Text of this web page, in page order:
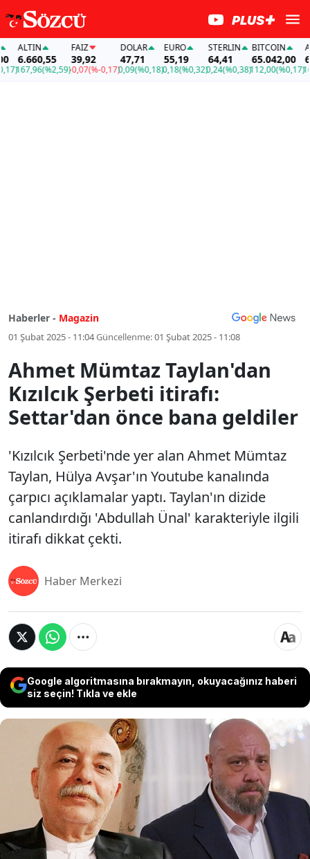
ALTIN
6.660,55
(%2,59)
FAİZ
39,92
-0,07(%-0,17)
DOLAR
47,71
0,09(%0,18)
EURO
55,19
0,18(%0,32)
STERLIN
64,41
0,24(%0,38)
BITCOIN
65.042,00
112,00(%0,17)
Haberler - Magazin
01 Şubat 2025 - 11:04Güncellenme:01 Şubat 2025 - 11:08
Ahmet Mümtaz Taylan'dan
Kızılcık Şerbeti itirafı:
Settar'dan önce bana geldiler
'Kızılcık Şerbeti'nde yer alan Ahmet Mümtaz
Taylan, Hülya Avşar'ın Youtube kanalında
çarpıcı açıklamalar yaptı. Taylan'ın dizide
canlandırdığı 'Abdullah Ünal' karakteriyle ilgili
itirafı dikkat çekti.
Haber Merkezi
Google algoritmasına bırakmayın, okuyacağınız haberi
siz seçin! Tıkla ve ekle
'Kızılcık Şerbeti'nde yer alan Ahmet Mümtaz
Taylan, Hülya Avşar'ın Youtube kanalında
çarpıcı açıklamalar yaptı. Taylan'ın dizide
canlandırdığı 'Abdullah Ünal' karakteriyle
ilgili itirafı dikkat çekti.